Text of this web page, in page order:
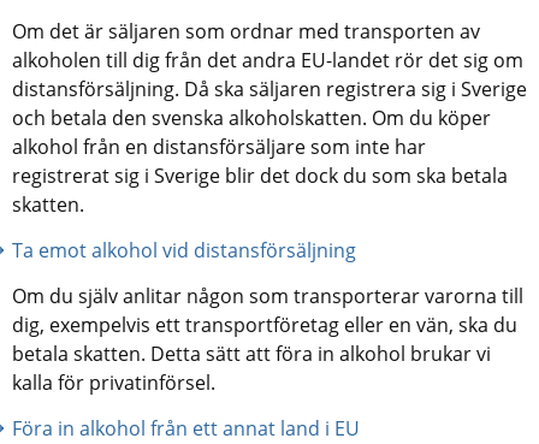
Om det är säljaren som ordnar med transporten av
alkoholen till dig från det andra EU-landet rör det sig om
distansförsäljning. Då ska säljaren registrera sig i Sverige
och betala den svenska alkoholskatten. Om du köper
alkohol från en distansförsäljare som inte har
registrerat sig i Sverige blir det dock du som ska betala
skatten.
Ta emot alkohol vid distansförsäljning
Om du själv anlitar någon som transporterar varorna till
dig, exempelvis ett transportföretag eller en vän, ska du
betala skatten. Detta sätt att föra in alkohol brukar vi
kalla för privatinförsel.
Föra in alkohol från ett annat land i EU